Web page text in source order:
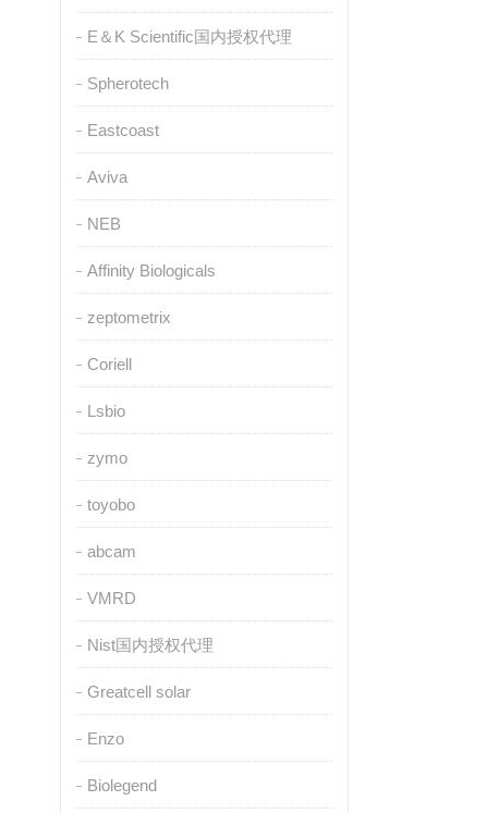
E＆K Scientific国内授权代理
Spherotech
Eastcoast
Aviva
NEB
Affinity Biologicals
zeptometrix
Coriell
Lsbio
zymo
toyobo
abcam
VMRD
Nist国内授权代理
Greatcell solar
Enzo
Biolegend